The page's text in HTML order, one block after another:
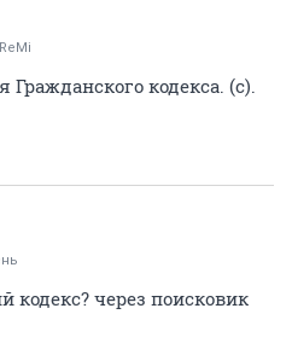
кодекса. (c).
кодекс? через поисковик